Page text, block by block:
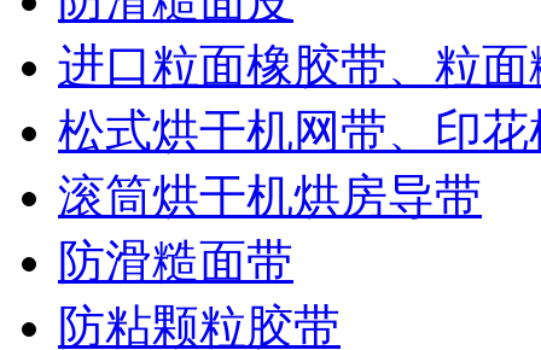
进口粒面橡胶带、粒
松式烘干机网带、印
滚筒烘干机烘房导带
防滑糙面带
防粘颗粒胶带